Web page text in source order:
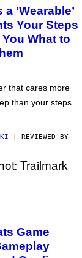
a ‘Wearable’
Your Steps
What to
that cares more
than your steps.
| REVIEWED BY
Game